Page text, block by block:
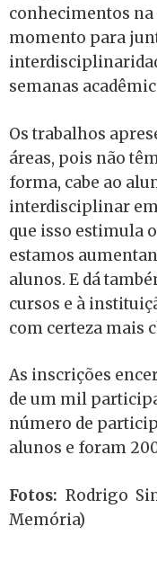
conhecimentos na
momento para
semanas
Os trabalhos
áreas, pois não
forma, cabe ao
interdisciplinar
que isso estimula
estamos
alunos. E dá
cursos e à
com certeza mais
As inscrições
de um mil
número de
alunos e foram
Fotos: Rodrigo
Memória)